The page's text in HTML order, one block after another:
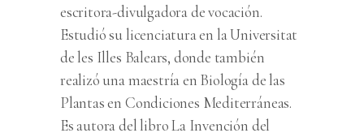
escritora-divulgadora de vocación.
Estudió su licenciatura en la Universitat
de les Illes Balears, donde también
realizó una maestría en Biología de las
Plantas en Condiciones Mediterráneas.
Es autora del libro La Invención del